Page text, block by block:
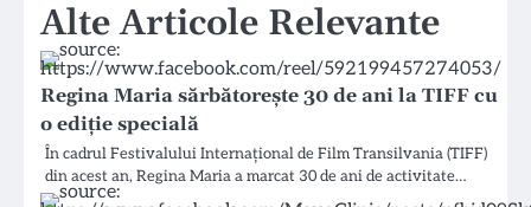
Alte Articole Relevante
Regina Maria sărbătorește 30 de ani la TIFF cu
o ediție specială
În cadrul Festivalului Internațional de Film Transilvania (TIFF)
din acest an, Regina Maria a marcat 30 de ani de activitate…